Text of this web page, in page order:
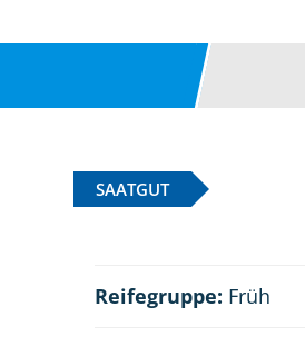
SAATGUT
Reifegruppe: Früh